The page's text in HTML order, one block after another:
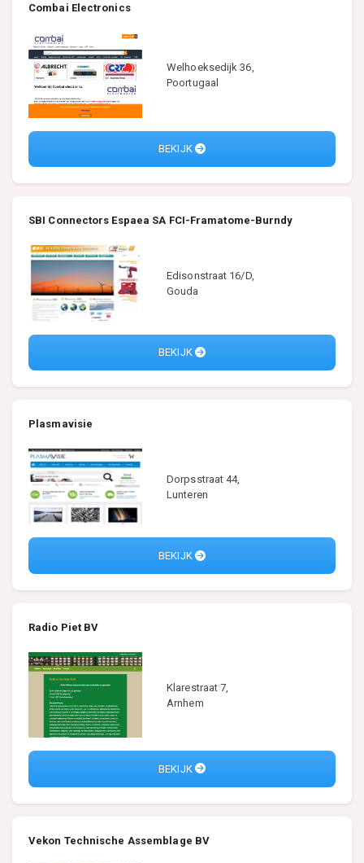
Combai Electronics
Welhoeksedijk 36,
Poortugaal
BEKIJK
SBI Connectors Espaea SA FCI-Framatome-Burndy
Edisonstraat 16/D,
Gouda
BEKIJK
Plasmavisie
Dorpsstraat 44,
Lunteren
BEKIJK
Radio Piet BV
Klarestraat 7,
Arnhem
BEKIJK
Vekon Technische Assemblage BV